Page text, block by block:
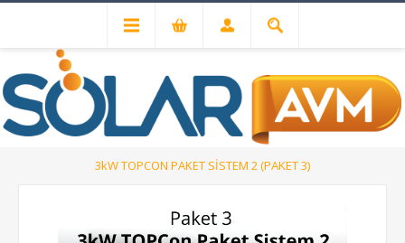
Enerji Pazarı Entegrasyon
3kW TOPCON PAKET SİSTEM 2 (PAKET 3)